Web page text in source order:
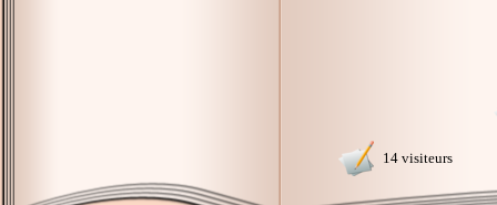
14 visiteurs